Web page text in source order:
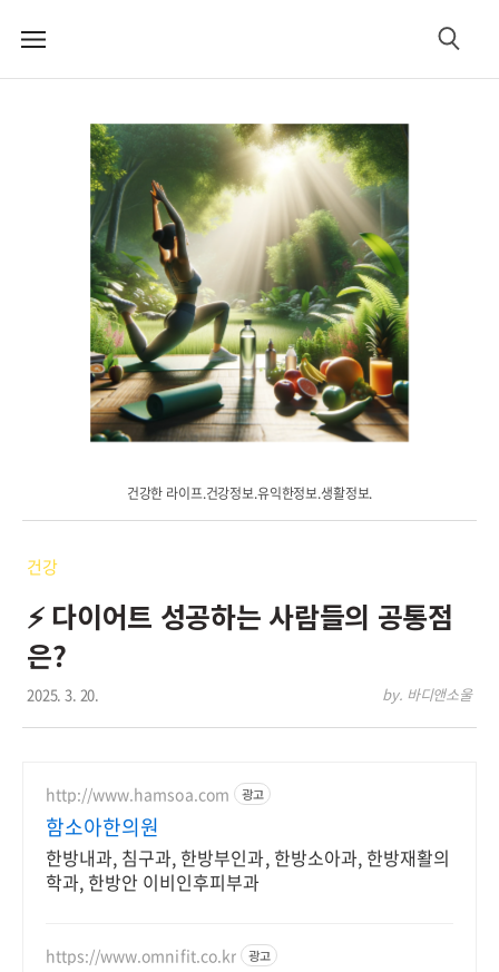
메
검
건강한 라이프.건강정보.유익한정보.생활정보.
건강
⚡ 다이어트 성공하는 사람들의 공통점
은?
2025. 3. 20. by. 바디앤소울
http://www.hamsoa.com 광고
함소아한의원
한방내과, 침구과, 한방부인과, 한방소아과, 한방재활의
학과, 한방안 이비인후피부과
https://www.omnifit.co.kr 광고